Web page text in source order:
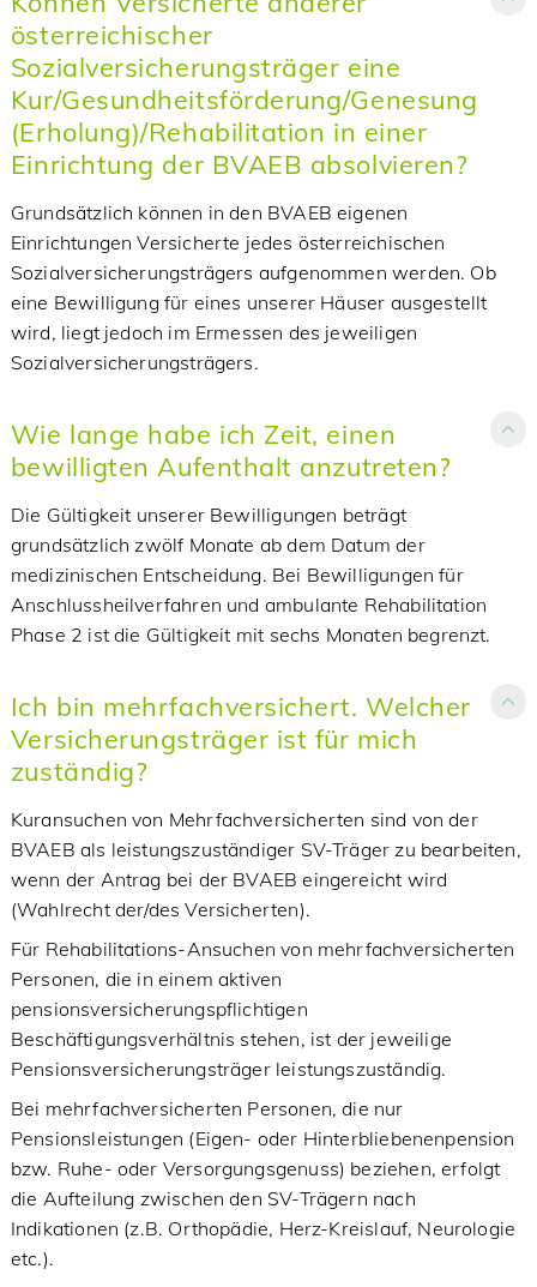
österreichischer
Sozialversicherungsträger eine
Kur/Gesundheitsförderung/Genesung
(Erholung)/Rehabilitation in einer
Einrichtung der BVAEB absolvieren?
Grundsätzlich können in den BVAEB eigenen
Einrichtungen Versicherte jedes österreichischen
Sozialversicherungsträgers aufgenommen werden. Ob
eine Bewilligung für eines unserer Häuser ausgestellt
wird, liegt jedoch im Ermessen des jeweiligen
Sozialversicherungsträgers.
Wie lange habe ich Zeit, einen
bewilligten Aufenthalt anzutreten?
Die Gültigkeit unserer Bewilligungen beträgt
grundsätzlich zwölf Monate ab dem Datum der
medizinischen Entscheidung. Bei Bewilligungen für
Anschlussheilverfahren und ambulante Rehabilitation
Phase 2 ist die Gültigkeit mit sechs Monaten begrenzt.
Ich bin mehrfachversichert. Welcher
Versicherungsträger ist für mich
zuständig?
Kuransuchen von Mehrfachversicherten sind von der
BVAEB als leistungszuständiger SV-Träger zu bearbeiten,
wenn der Antrag bei der BVAEB eingereicht wird
(Wahlrecht der/des Versicherten).
Für Rehabilitations-Ansuchen von mehrfachversicherten
Personen, die in einem aktiven
pensionsversicherungspflichtigen
Beschäftigungsverhältnis stehen, ist der jeweilige
Pensionsversicherungsträger leistungszuständig.
Bei mehrfachversicherten Personen, die nur
Pensionsleistungen (Eigen- oder Hinterbliebenenpension
bzw. Ruhe- oder Versorgungsgenuss) beziehen, erfolgt
die Aufteilung zwischen den SV-Trägern nach
Indikationen (z.B. Orthopädie, Herz-Kreislauf, Neurologie
etc.).